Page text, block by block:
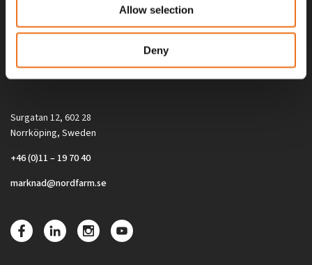
Allow selection
Deny
Alla priser på tillbehör och tillval gäller vid köp av ny maskin. Priserna
gäller inte vid köp av enskild produkt, till exempel
Surgatan 12, 602 28
Norrköping, Sweden
+46 (0)11 – 19 70 40
marknad@nordfarm.se